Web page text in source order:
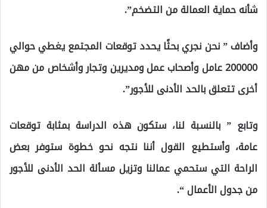
شأنه حماية العمالة من التضخم”.
وأضاف ” نحن نجري بحثًا يحدد توقعات المجتمع يغطي حوالي
200000 عامل وأصحاب عمل ومديرين وتجار وأشخاص من مهن
أخرى تتعلق بالحد الأدنى للأجور”.
وتابع ” بالنسبة لنا، ستكون هذه الدراسة بمثابة توقعات
عامة، وأستطيع القول أننا نتجه نحو خطوة ستوفر بعض
الراحة التي ستحمي عمالنا وتزيل مسألة الحد الأدنى للأجور
من جدول الأعمال “.